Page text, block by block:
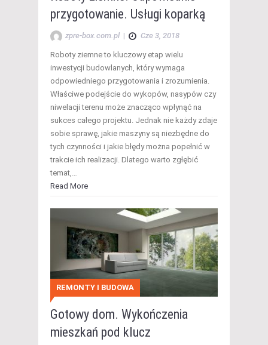
przygotowanie. Usługi koparką
zpre-box.com.pl | Cze 3, 2018
Roboty ziemne to kluczowy etap wielu
inwestycji budowlanych, który wymaga
odpowiedniego przygotowania i zrozumienia.
Właściwe podejście do wykopów, nasypów czy
niwelacji terenu może znacząco wpłynąć na
sukces całego projektu. Jednak nie każdy zdaje
sobie sprawę, jakie maszyny są niezbędne do
tych czynności i jakie błędy można popełnić w
trakcie ich realizacji. Dlatego warto zgłębić
temat,…
Read More
REMONTY I BUDOWA
Gotowy dom. Wykończenia
mieszkań pod klucz